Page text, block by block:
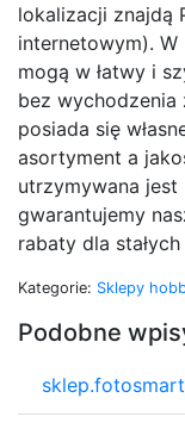
lokalizacji znajdą
internetowym).
mogą w łatwy i
bez
posiada się
asortyment a
utrzymywana
gwarantujemy
rabaty dla
Kategorie: Sklepy
Podobne